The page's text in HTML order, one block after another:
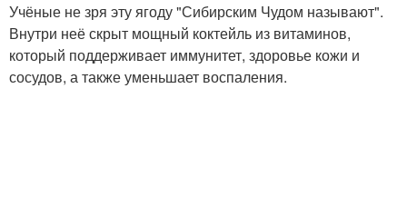
Учёные не зря эту ягоду "Сибирским Чудом называют".
Внутри неё скрыт мощный коктейль из витаминов,
который поддерживает иммунитет, здоровье кожи и
сосудов, а также уменьшает воспаления.